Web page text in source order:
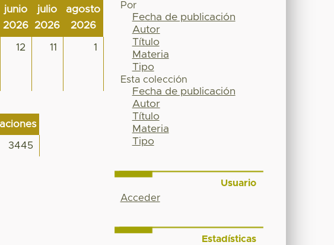
junio
2026
julio
2026
agosto
2026
12 11 1
3445
Por
Fecha de publicación
Autor
Título
Materia
Tipo
Esta colección
Fecha de publicación
Autor
Título
Materia
Tipo
Usuario
Acceder
Estadísticas